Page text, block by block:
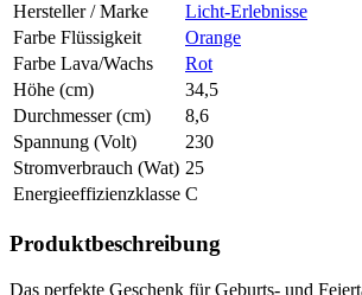
Hersteller / Marke
Licht-Erlebnisse
Farbe Flüssigkeit
Orange
Farbe Lava/Wachs
Rot
Höhe (cm)
34,5
Durchmesser (cm)
8,6
Spannung (Volt)
230
Stromverbrauch (Wat) 25
Energieeffizienzklasse C
Produktbeschreibung
Das perfekte Geschenk für Geburts- und